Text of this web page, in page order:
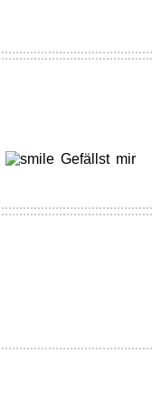
Gefällst mir